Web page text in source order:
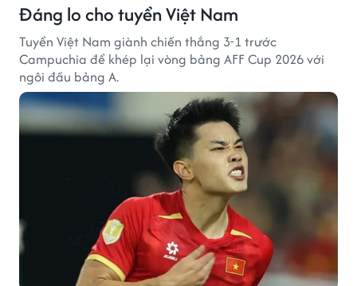
Đáng lo cho tuyển Việt Nam
Tuyển Việt Nam giành chiến thắng 3-1 trước
Campuchia để khép lại vòng bảng AFF Cup 2026 với
ngôi đầu bảng A.